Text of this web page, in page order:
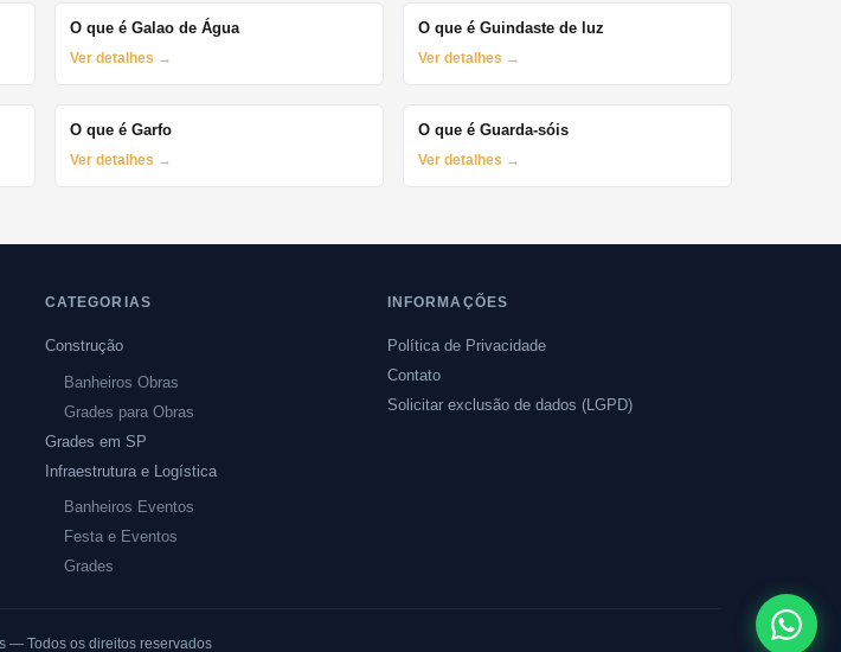
O que é Galao de Água
Ver detalhes →
O que é Guindaste de luz
Ver detalhes →
O que é Garfo
Ver detalhes →
O que é Guarda-sóis
Ver detalhes →
CATEGORIAS
Construção
Banheiros Obras
Grades para Obras
Grades em SP
Infraestrutura e Logística
Banheiros Eventos
Festa e Eventos
Grades
INFORMAÇÕES
Política de Privacidade
Contato
Solicitar exclusão de dados (LGPD)
— Todos os direitos reservados